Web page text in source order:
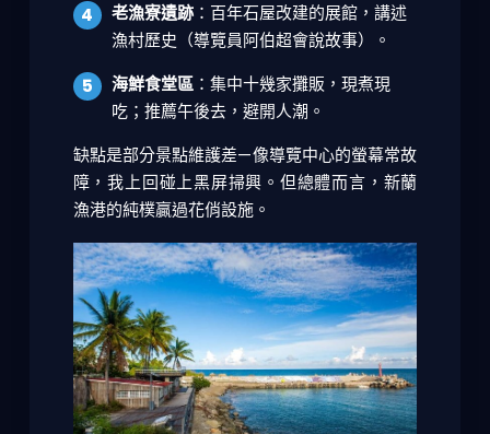
老漁寮遺跡：百年石屋改建的展館，講述
漁村歷史（導覽員阿伯超會說故事）。
海鮮食堂區：集中十幾家攤販，現煮現
吃；推薦午後去，避開人潮。
缺點是部分景點維護差—像導覽中心的螢幕常故
障，我上回碰上黑屏掃興。但總體而言，新蘭
漁港的純樸贏過花俏設施。